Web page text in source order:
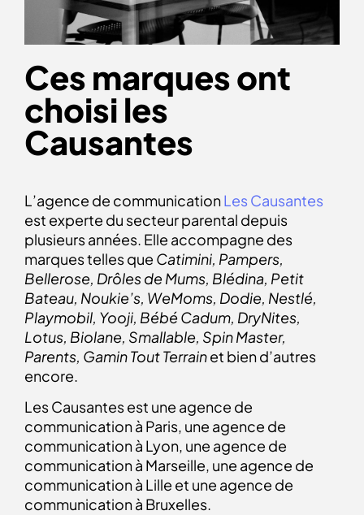
Ces marques ont
choisi les
Causantes
L’agence de communicationLes Causantes
est experte du secteur parental depuis
plusieurs années. Elle accompagne des
marques telles que Catimini, Pampers,
Bellerose, Drôles de Mums, Blédina, Petit
Bateau, Noukie’s, WeMoms, Dodie, Nestlé,
Playmobil, Yooji, Bébé Cadum, DryNites,
Lotus, Biolane, Smallable, Spin Master,
Parents, Gamin Tout Terrainet bien d’autres
encore.
Les Causantes est une agence de
communication à Paris, une agence de
communication à Lyon, une agence de
communication à Marseille, une agence de
communication à Lille et une agence de
communication à Bruxelles.